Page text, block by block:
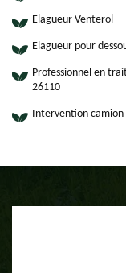
Elagueur Venterol
Elagueur pour
Professionnel en
26110
Intervention camion